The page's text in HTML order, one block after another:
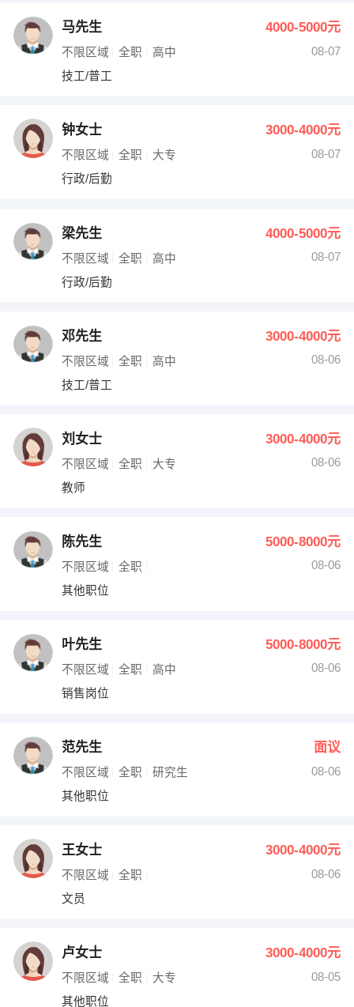
马先生 4000-5000元
不限区域 全职 高中
08-07
技工/普工
钟女士 3000-4000元
不限区域 全职 大专
08-07
行政/后勤
梁先生 4000-5000元
不限区域 全职 高中
08-07
行政/后勤
邓先生 3000-4000元
不限区域 全职 高中
08-06
技工/普工
刘女士 3000-4000元
不限区域 全职 大专
08-06
教师
陈先生 5000-8000元
不限区域 全职
08-06
其他职位
叶先生 5000-8000元
不限区域 全职 高中
08-06
销售岗位
范先生 面议
不限区域 全职 研究生
08-06
其他职位
王女士 3000-4000元
不限区域 全职
08-06
文员
卢女士 3000-4000元
不限区域 全职 大专
08-05
其他职位